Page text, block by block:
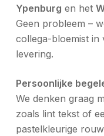
Ypenburg en het
Geen probleem –
collega-bloemist in
levering.
Persoonlijke
We denken graag
zoals lint tekst of
pastelkleurige